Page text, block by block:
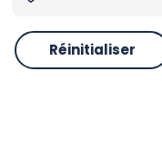
Réinitialiser